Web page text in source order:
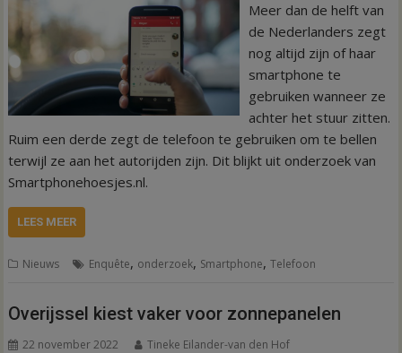
Meer dan de helft van
de Nederlanders zegt
nog altijd zijn of haar
smartphone te
gebruiken wanneer ze
achter het stuur zitten.
Ruim een derde zegt de telefoon te gebruiken om te bellen
terwijl ze aan het autorijden zijn. Dit blijkt uit onderzoek van
Smartphonehoesjes.nl.
LEES MEER
Nieuws Enquête, onderzoek, Smartphone,Telefoon
Overijssel kiest vaker voor zonnepanelen
22 november 2022 Tineke Eilander-van den Hof